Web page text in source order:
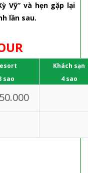
Vỹ” và hẹn gặp lại
lần sau.
sao
Khách sạn
4 sao